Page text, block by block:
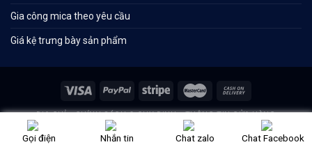
Gia công mica theo yêu cầu
Giá kệ trưng bày sản phẩm
ĐỊA CHỈ CHÍNH SÁCH & QUY ĐỊNH THÔNG TIN CỬA HÀNG
Thiết kế website bởi Thủ Đô Vàng
Gọi điện Nhắn tin Chat zalo Chat Facebook